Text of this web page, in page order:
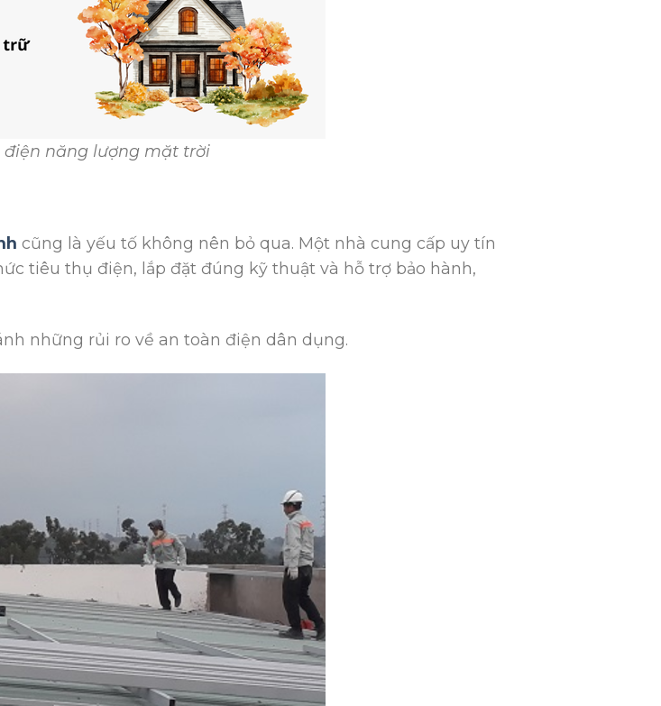
điện năng lượng mặt trời
cũng là yếu tố không nên bỏ qua. Một nhà cung cấp uy tín
tiêu thụ điện, lắp đặt đúng kỹ thuật và hỗ trợ bảo hành,
những rủi ro về an toàn điện dân dụng.